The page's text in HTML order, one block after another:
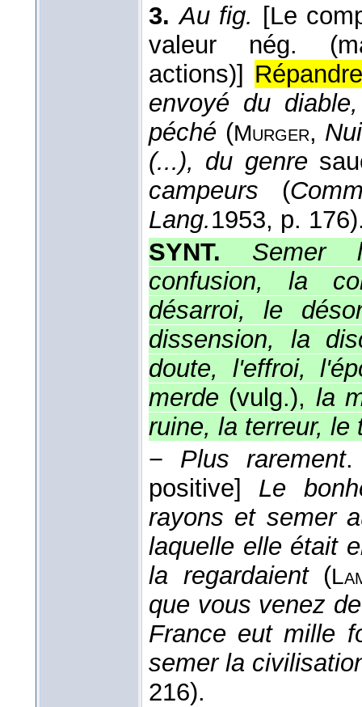
3. Au fig. [Le
valeur nég.
actions)]
envoyé du
péché (Murger,
(...), du genre
campeurs (
Lang.1953, p.
SYNT. Semer
confusion, la
désarroi, le
dissension, la
doute, l'effroi,
merde (vulg.), la
ruine, la terreur, le
− Plus rarement.
positive]
Le
rayons et semer
laquelle elle était
la regardaient(
que vous venez
France eut mille
semer la
216).